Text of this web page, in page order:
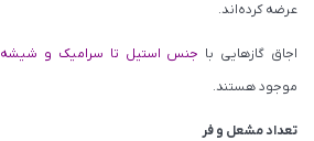
عرضه کرده‌اند.
اجاق گازهایی با جنس استیل تا سرامیک و شیشه
موجود هستند.
تعداد مشعل و فر